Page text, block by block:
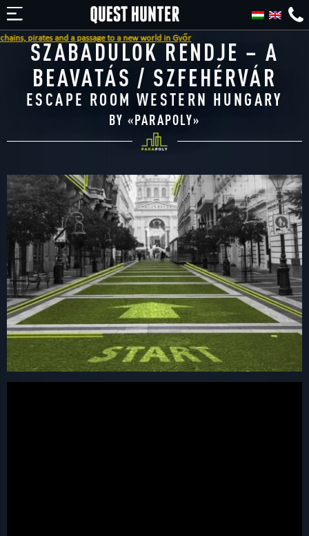
and a passage to a new world in Győr
SZABADULOK RENDJE – A
BEAVATÁS / SZFEHÉRVÁR
ESCAPE ROOM WESTERN HUNGARY
BY «PARAPOLY»